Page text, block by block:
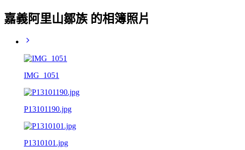
嘉義阿里山鄒族 的相簿照片
IMG_1051
P13101190.jpg
P1310101.jpg